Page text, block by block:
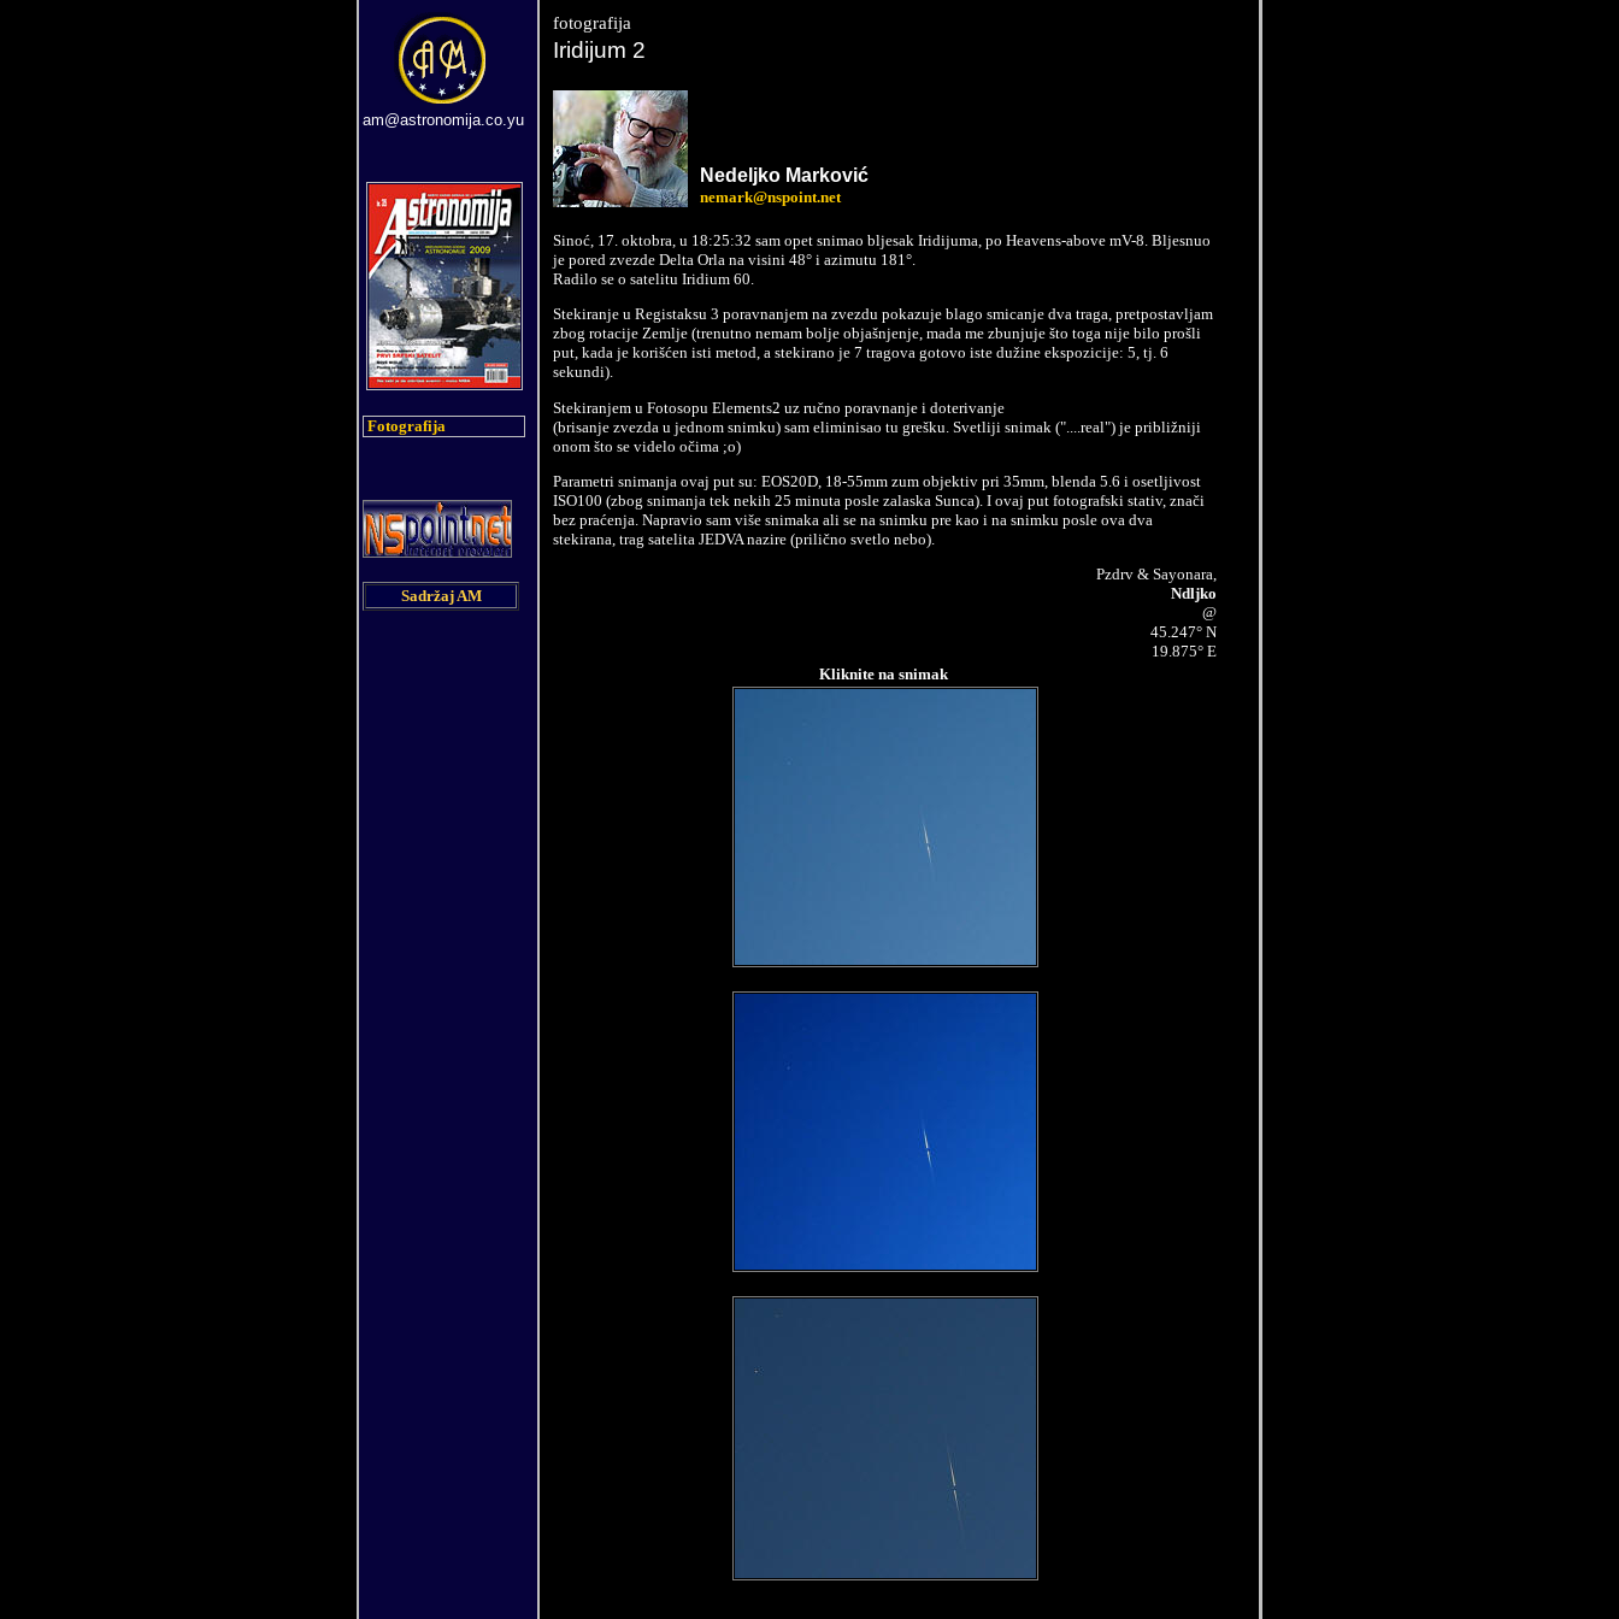
am@astronomija.co.yu
Fotografija
Sadržaj AM
fotografija
Iridijum 2
Nedeljko Marković
nemark@nspoint.net
Sinoć, 17. oktobra, u 18:25:32 sam opet snimao bljesak Iridijuma, po Heavens-above mV-8. Bljesnuo
je pored zvezde Delta Orla na visini 48° i azimutu 181°.
Radilo se o satelitu Iridium 60.
Stekiranje u Registaksu 3 poravnanjem na zvezdu pokazuje blago smicanje dva traga, pretpostavljam
zbog rotacije Zemlje (trenutno nemam bolje objašnjenje, mada me zbunjuje što toga nije bilo prošli
put, kada je korišćen isti metod, a stekirano je 7 tragova gotovo iste dužine ekspozicije: 5, tj. 6
sekundi).
Stekiranjem u Fotosopu Elements2 uz ručno poravnanje i doterivanje
(brisanje zvezda u jednom snimku) sam eliminisao tu grešku. Svetliji snimak ("....real") je približniji
onom što se videlo očima ;o)
Parametri snimanja ovaj put su: EOS20D, 18-55mm zum objektiv pri 35mm, blenda 5.6 i osetljivost
ISO100 (zbog snimanja tek nekih 25 minuta posle zalaska Sunca). I ovaj put fotografski stativ, znači
bez praćenja. Napravio sam više snimaka ali se na snimku pre kao i na snimku posle ova dva
stekirana, trag satelita JEDVA nazire (prilično svetlo nebo).
Pzdrv & Sayonara,
Ndljko
@
45.247° N
19.875° E
Kliknite na snimak